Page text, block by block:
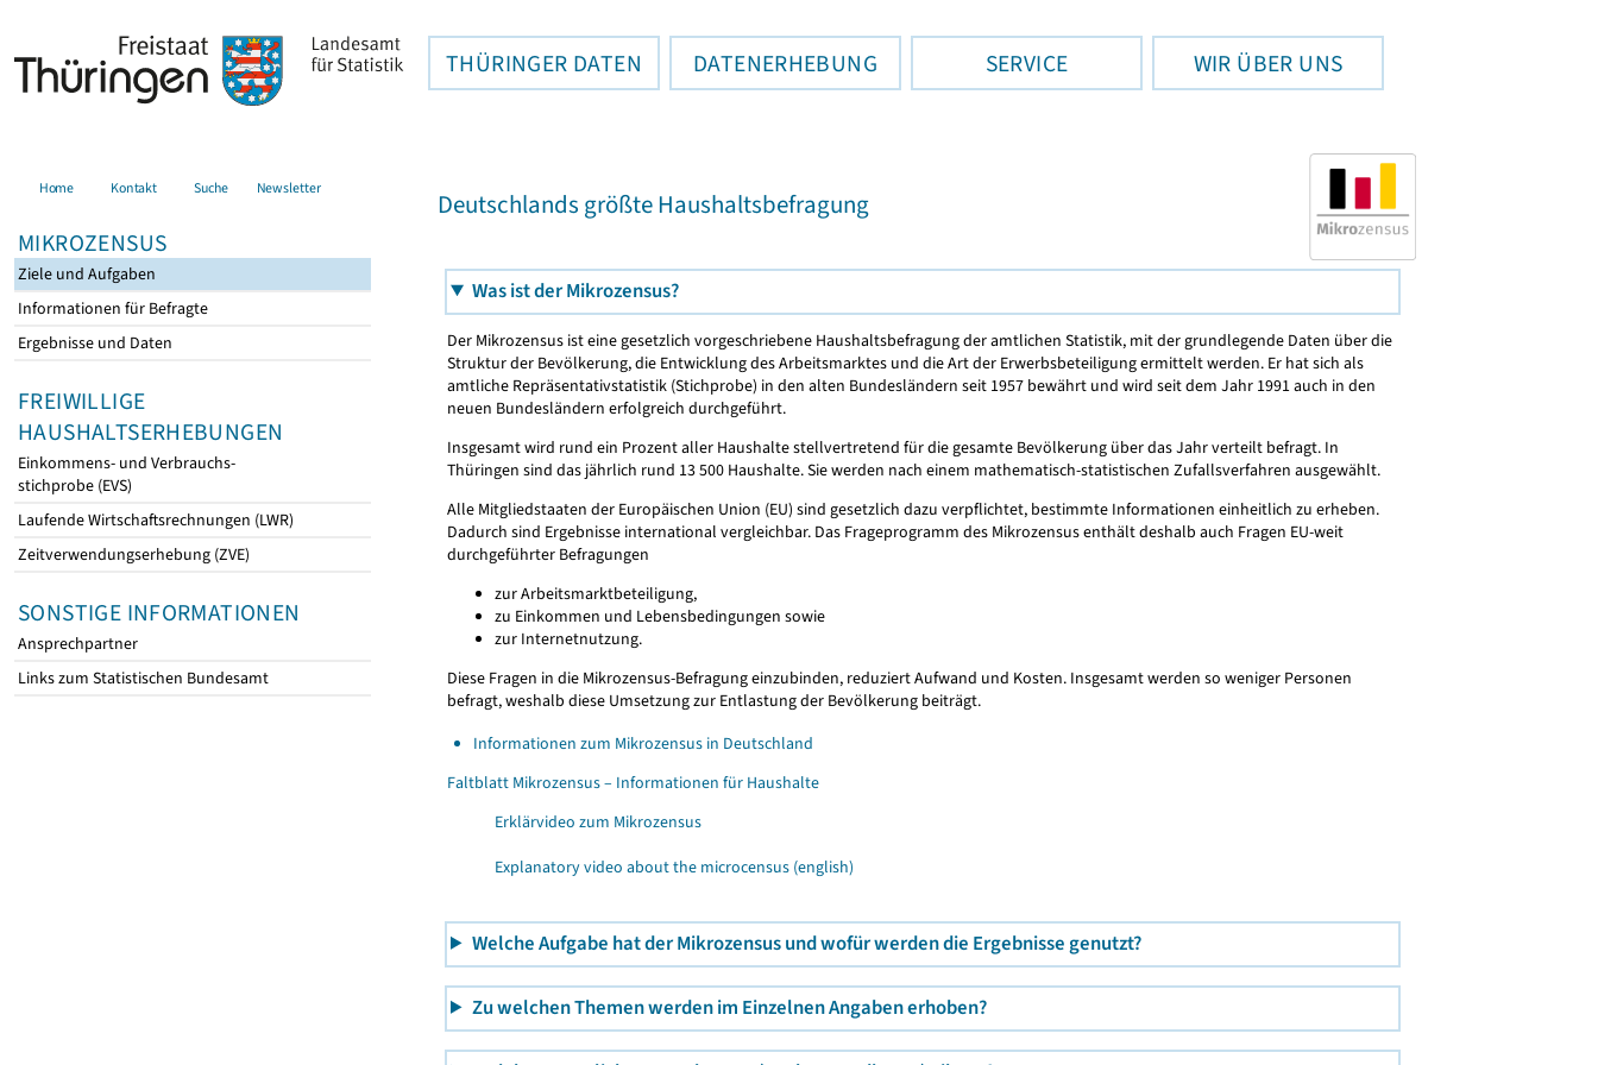
THÜRINGER DATEN DATENERHEBUNG SERVICE WIR ÜBER UNS
Home Kontakt Suche Newsletter
MIKROZENSUS
Ziele und Aufgaben
Informationen für Befragte
Ergebnisse und Daten
FREIWILLIGE
HAUSHALTSERHEBUNGEN
Einkommens- und Verbrauchs-
stichprobe (EVS)
Laufende Wirtschaftsrechnungen (LWR)
Zeitverwendungserhebung (ZVE)
SONSTIGE INFORMATIONEN
Ansprechpartner
Links zum Statistischen Bundesamt
Deutschlands größte Haushaltsbefragung
Was ist der Mikrozensus?
Der Mikrozensus ist eine gesetzlich vorgeschriebene Haushaltsbefragung der amtlichen Statistik, mit der grundlegende Daten über die
Struktur der Bevölkerung, die Entwicklung des Arbeitsmarktes und die Art der Erwerbsbeteiligung ermittelt werden. Er hat sich als
amtliche Repräsentativstatistik (Stichprobe) in den alten Bundesländern seit 1957 bewährt und wird seit dem Jahr 1991 auch in den
neuen Bundesländern erfolgreich durchgeführt.
Insgesamt wird rund ein Prozent aller Haushalte stellvertretend für die gesamte Bevölkerung über das Jahr verteilt befragt. In
Thüringen sind das jährlich rund 13 500 Haushalte. Sie werden nach einem mathematisch-statistischen Zufallsverfahren ausgewählt.
Alle Mitgliedstaaten der Europäischen Union (EU) sind gesetzlich dazu verpflichtet, bestimmte Informationen einheitlich zu erheben.
Dadurch sind Ergebnisse international vergleichbar. Das Frageprogramm des Mikrozensus enthält deshalb auch Fragen EU-weit
durchgeführter Befragungen
zur Arbeitsmarktbeteiligung,
zu Einkommen und Lebensbedingungen sowie
zur Internetnutzung.
Diese Fragen in die Mikrozensus-Befragung einzubinden, reduziert Aufwand und Kosten. Insgesamt werden so weniger Personen
befragt, weshalb diese Umsetzung zur Entlastung der Bevölkerung beiträgt.
Informationen zum Mikrozensus in Deutschland
Faltblatt Mikrozensus – Informationen für Haushalte
Erklärvideo zum Mikrozensus
Explanatory video about the microcensus (english)
Welche Aufgabe hat der Mikrozensus und wofür werden die Ergebnisse genutzt?
Zu welchen Themen werden im Einzelnen Angaben erhoben?